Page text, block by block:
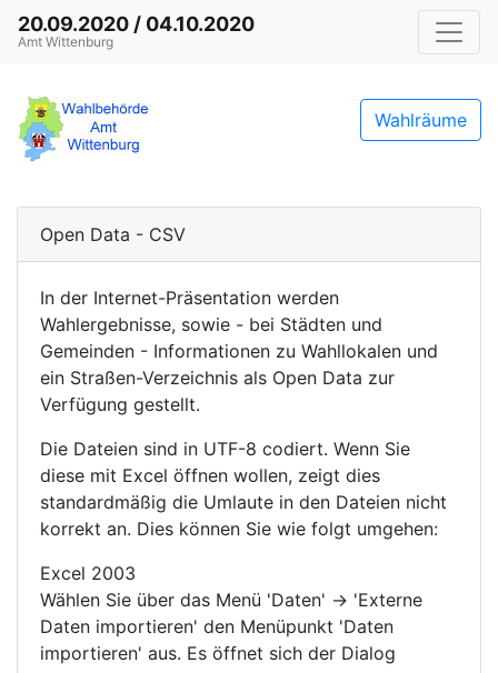
20.09.2020 / 04.10.2020
Amt Wittenburg
Wahlräume
Open Data - CSV
In der Internet-Präsentation werden
Wahlergebnisse, sowie - bei Städten und
Gemeinden - Informationen zu Wahllokalen und
ein Straßen-Verzeichnis als Open Data zur
Verfügung gestellt.
Die Dateien sind in UTF-8 codiert. Wenn Sie
diese mit Excel öffnen wollen, zeigt dies
standardmäßig die Umlaute in den Dateien nicht
korrekt an. Dies können Sie wie folgt umgehen:
Excel 2003
Wählen Sie über das Menü 'Daten' -> 'Externe
Daten importieren' den Menüpunkt 'Daten
importieren' aus. Es öffnet sich der Dialog